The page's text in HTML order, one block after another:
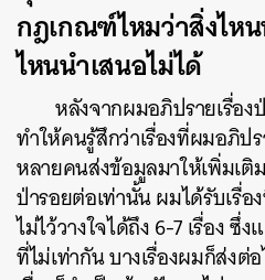
กฎเกณฑ์ไหมว่าสิ่งไห
ไหนนำเสนอไม่ได้
หลังจากผมอภิปรายเรื่อง
ทำให้คนรู้สึกว่าเรื่องที่ผมอภิป
หลายคนส่งข้อมูลมาให้เพิ่มเติ
ป่ารอยต่อเท่านั้น ผมได้รับเรื่อ
ไม่ไว้วางใจได้ถึง 6-7 เรื่อง ซึ่
ที่ไม่เท่ากัน บางเรื่องผมก็ส่งต่